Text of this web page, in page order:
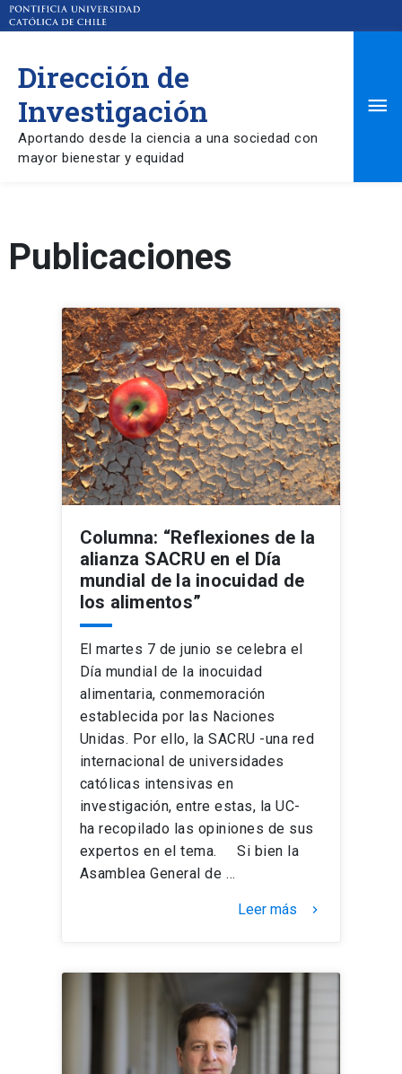
Dirección de
Investigación
Aportando desde la ciencia a una sociedad con
mayor bienestar y equidad
Publicaciones
Columna: “Reflexiones de la
alianza SACRU en el Día
mundial de la inocuidad de
los alimentos”
El martes 7 de junio se celebra el
Día mundial de la inocuidad
alimentaria, conmemoración
establecida por las Naciones
Unidas. Por ello, la SACRU -una red
internacional de universidades
católicas intensivas en
investigación, entre estas, la UC-
ha recopilado las opiniones de sus
expertos en el tema. Si bien la
Asamblea General de …
Leer más keyboard_arrow_right